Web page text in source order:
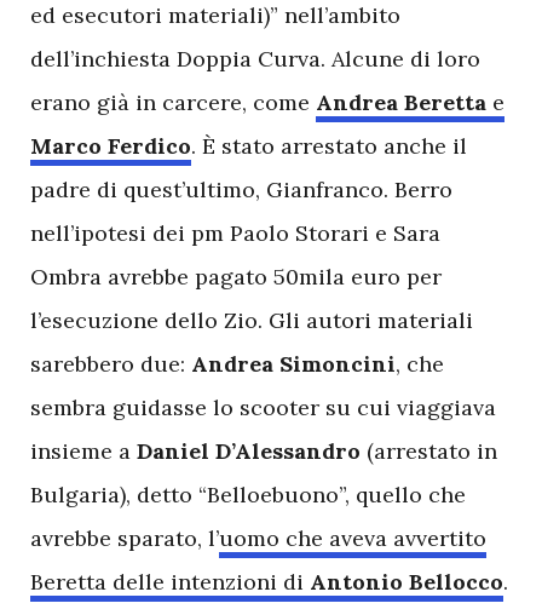
ed esecutori materiali)” nell’ambito
dell’inchiesta Doppia Curva. Alcune di loro
erano già in carcere, come Andrea Beretta e
Marco Ferdico. È stato arrestato anche il
padre di quest’ultimo, Gianfranco. Berro
nell’ipotesi dei pm Paolo Storari e Sara
Ombra avrebbe pagato 50mila euro per
l’esecuzione dello Zio. Gli autori materiali
sarebbero due: Andrea Simoncini, che
sembra guidasse lo scooter su cui viaggiava
insieme a Daniel D’Alessandro (arrestato in
Bulgaria), detto “Belloebuono”, quello che
avrebbe sparato, l’uomo che aveva avvertito
Beretta delle intenzioni di Antonio Bellocco.